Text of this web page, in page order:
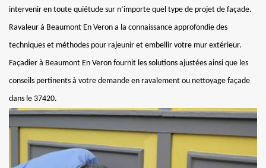
intervenir en toute quiétude sur n’importe quel type de projet de façade.
Ravaleur à Beaumont En Veron a la connaissance approfondie des
techniques et méthodes pour rajeunir et embellir votre mur extérieur.
Façadier à Beaumont En Veron fournit les solutions ajustées ainsi que les
conseils pertinents à votre demande en ravalement ou nettoyage façade
dans le 37420.